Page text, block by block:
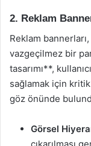
2. Reklam
Reklam
vazgeçilmez bir
tasarımı**,
sağlamak için
göz önünde
Görsel
çıkarılması